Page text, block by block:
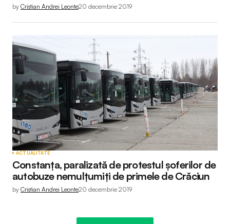
by Cristian Andrei Leonte20 decembrie 2019
ACTUALITATE
Constanța, paralizată de protestul șoferilor de
autobuze nemulțumiți de primele de Crăciun
by Cristian Andrei Leonte20 decembrie 2019